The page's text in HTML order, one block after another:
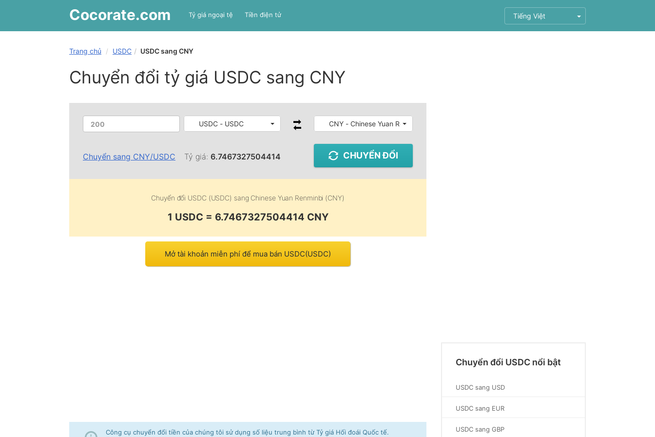
Cocorate.com Tỷ giá ngoại tệ Tiền điện tử Tiếng Việt
Trang chủ USDC USDC sang CNY
Chuyển đổi tỷ giá USDC sang CNY
USDC - USDC CNY - Chinese Yuan Renminbi
Chuyển sang CNY/USDC Tỷ giá:6.7467327504414 CHUYỂN ĐỔI
Chuyển đổi USDC (USDC) sang Chinese Yuan Renminbi (CNY)
1 USDC = 6.7467327504414 CNY
Mở tài khoản miễn phí để mua bán USDC(USDC)
Công cụ chuyển đổi tiền của chúng tôi sử dụng số liệu trung bình từ Tỷ giá Hối đoái Quốc tế.
Chuyển đổi USDC nổi bật
USDC sang USD
USDC sang EUR
USDC sang GBP